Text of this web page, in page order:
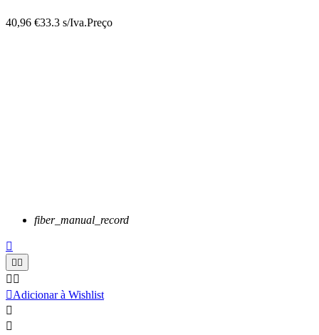
40,96 €33.3 s/Iva.Preço
fiber_manual_record

 
 
Adicionar à Wishlist

